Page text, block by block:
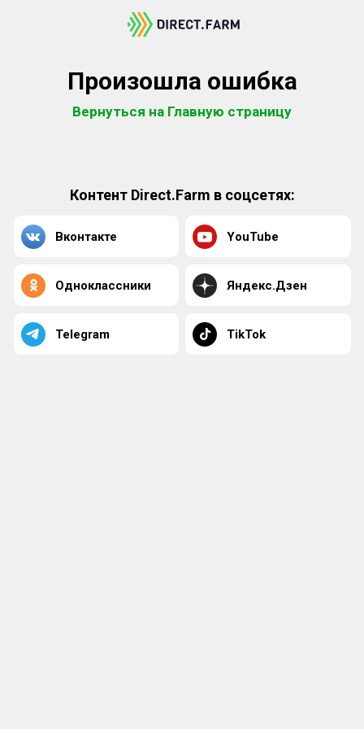
Произошла ошибка
Вернуться на Главную страницу
Контент Direct.Farm в соцсетях:
Вконтакте YouTube
Одноклассники Яндекс.Дзен
Telegram TikTok